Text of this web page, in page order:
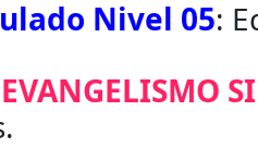
Nivel 05:
EVANGELISMO